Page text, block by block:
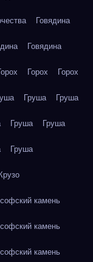
Говядина
Говядина
Горох Горох
Груша Груша
Груша Груша
Груша
камень
камень
камень